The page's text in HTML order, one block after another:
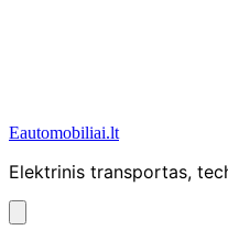
Eautomobiliai.lt
Elektrinis transportas,